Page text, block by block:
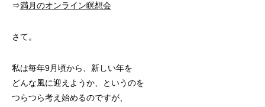
⇒満月のオンライン瞑想会
さて。
私は毎年9月頃から、新しい年を
どんな風に迎えようか、というのを
つらつら考え始めるのですが、